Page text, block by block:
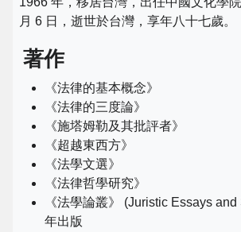
月 6 日，逝世於台灣，享年八十七歲。
著作
《法律的基本概念》
《法律的三度論》
《施塔姆勒及其批評者》
《超越東西方》
《法學文選》
《法律哲學研究》
《法學論叢》 (Juristic Essays
年出版